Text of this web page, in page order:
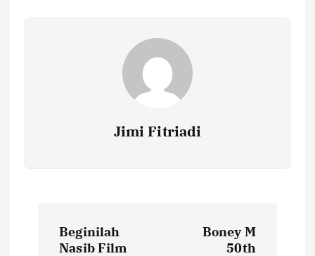
Jimi Fitriadi
Beginilah
Nasib Film
Boney M
50th